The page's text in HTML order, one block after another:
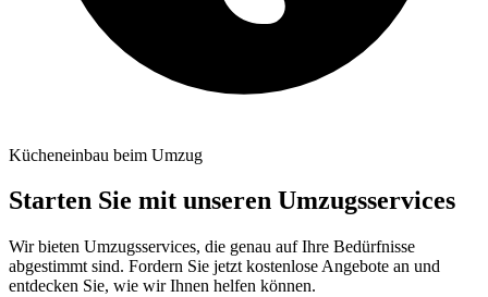
Kücheneinbau beim Umzug
Starten Sie mit unseren Umzugsservices
Wir bieten Umzugsservices, die genau auf Ihre Bedürfnisse
abgestimmt sind. Fordern Sie jetzt kostenlose Angebote an und
entdecken Sie, wie wir Ihnen helfen können.